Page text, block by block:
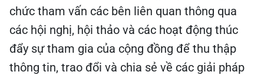
chức tham vấn các bên liên quan thông qua
các hội nghị, hội thảo và các hoạt động thúc
đẩy sự tham gia của cộng đồng để thu thập
thông tin, trao đổi và chia sẻ về các giải pháp